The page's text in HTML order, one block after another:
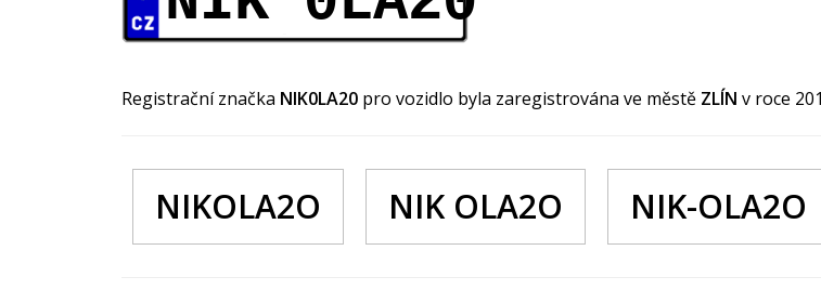
Registrační značka NIK0LA20 pro vozidlo byla zaregistrována ve městě ZLÍN v roce
NIKOLA2O NIK OLA2O NIK-OLA2O